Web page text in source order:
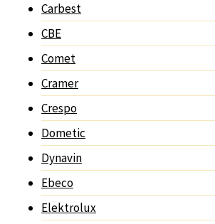
Carbest
CBE
Comet
Cramer
Crespo
Dometic
Dynavin
Ebeco
Elektrolux